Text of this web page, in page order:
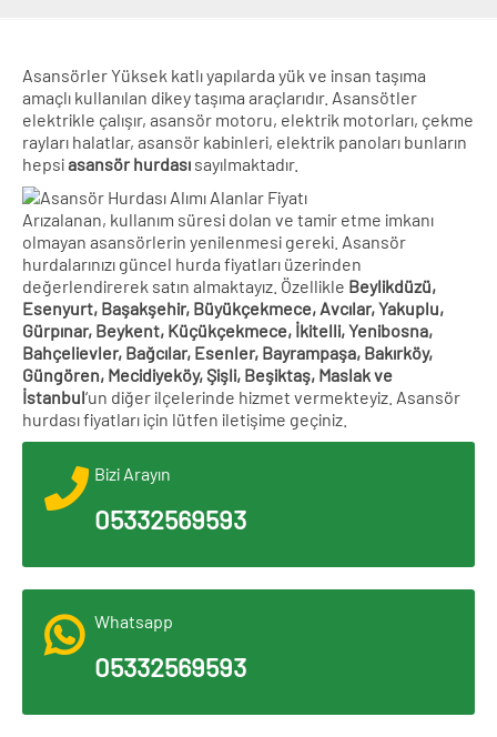
Asansörler Yüksek katlı yapılarda yük ve insan taşıma
amaçlı kullanılan dikey taşıma araçlarıdır. Asansötler
elektrikle çalışır, asansör motoru, elektrik motorları, çekme
rayları halatlar, asansör kabinleri, elektrik panoları bunların
hepsiasansör hurdası sayılmaktadır.
Arızalanan, kullanım süresi dolan ve tamir etme imkanı
olmayan asansörlerin yenilenmesi gereki. Asansör
hurdalarınızı güncel hurda fiyatları üzerinden
değerlendirerek satın almaktayız. Özellikle Beylikdüzü,
Esenyurt, Başakşehir, Büyükçekmece, Avcılar, Yakuplu,
Gürpınar, Beykent, Küçükçekmece, İkitelli, Yenibosna,
Bahçelievler, Bağcılar, Esenler, Bayrampaşa, Bakırköy,
Güngören, Mecidiyeköy, Şişli, Beşiktaş, Maslak ve
İstanbul‘un diğer ilçelerinde hizmet vermekteyiz. Asansör
hurdası fiyatları için lütfen iletişime geçiniz.
Bizi Arayın
05332569593
Whatsapp
05332569593